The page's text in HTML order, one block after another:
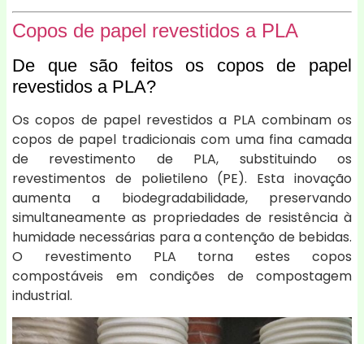
Copos de papel revestidos a PLA
De que são feitos os copos de papel
revestidos a PLA?
Os copos de papel revestidos a PLA combinam os
copos de papel tradicionais com uma fina camada
de revestimento de PLA, substituindo os
revestimentos de polietileno (PE). Esta inovação
aumenta a biodegradabilidade, preservando
simultaneamente as propriedades de resistência à
humidade necessárias para a contenção de bebidas.
O revestimento PLA torna estes copos
compostáveis em condições de compostagem
industrial.